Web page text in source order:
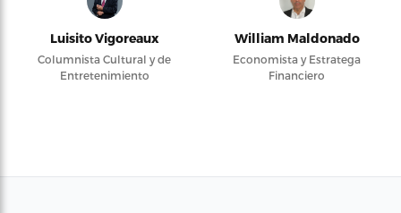
Luisito Vigoreaux
Columnista Cultural y de
Entretenimiento
William Maldonado
Economista y Estratega
Financiero